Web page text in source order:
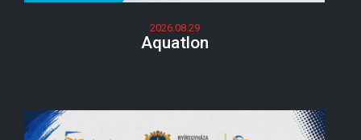
2026.08.29
Aquatlon